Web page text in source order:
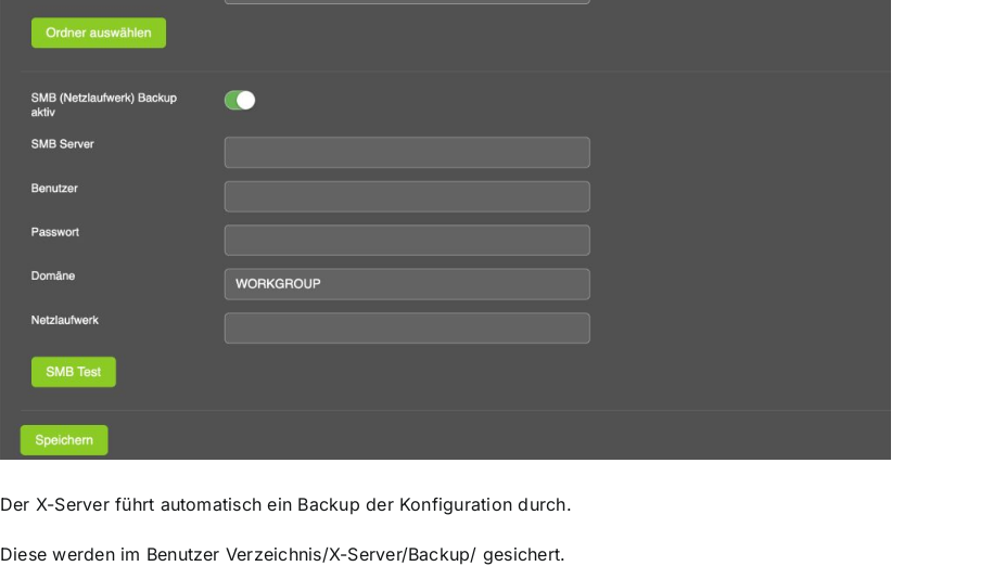
Der X-Server führt automatisch ein Backup der Konfiguration durch.
Diese werden im Benutzer Verzeichnis/X-Server/Backup/ gesichert.